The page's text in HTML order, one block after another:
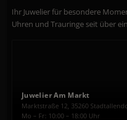
Ihr Juwelier für besondere
Uhren und Trauringe seit über
Juwelier Am Markt
Marktstraße 12, 35260
Mo – Fr: 10:00 – 18:00 Uhr